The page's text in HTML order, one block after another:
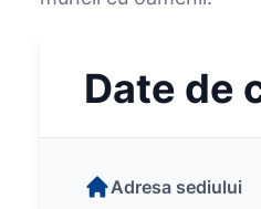
Date de
Adresa sediului